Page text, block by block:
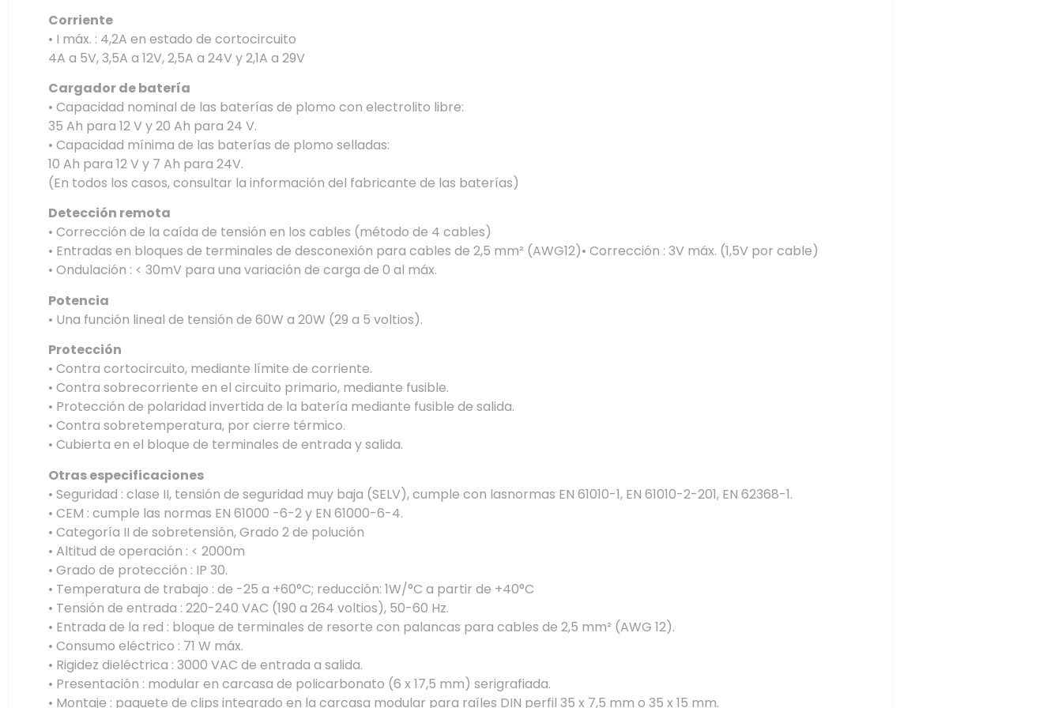
Corriente
• I máx. : 4,2A en estado de cortocircuito
4A a 5V, 3,5A a 12V, 2,5A a 24V y 2,1A a 29V
Cargador de batería
• Capacidad nominal de las baterías de plomo con electrolito libre:
35 Ah para 12 V y 20 Ah para 24 V.
• Capacidad mínima de las baterías de plomo selladas:
10 Ah para 12 V y 7 Ah para 24V.
(En todos los casos, consultar la información del fabricante de las baterías)
Detección remota
• Corrección de la caída de tensión en los cables (método de 4 cables)
• Entradas en bloques de terminales de desconexión para cables de 2,5 mm² (AWG12)• Corrección : 3V máx. (1,5V por cable)
• Ondulación : < 30mV para una variación de carga de 0 al máx.
Potencia
• Una función lineal de tensión de 60W a 20W (29 a 5 voltios).
Protección
• Contra cortocircuito, mediante límite de corriente.
• Contra sobrecorriente en el circuito primario, mediante fusible.
• Protección de polaridad invertida de la batería mediante fusible de salida.
• Contra sobretemperatura, por cierre térmico.
• Cubierta en el bloque de terminales de entrada y salida.
Otras especificaciones
• Seguridad : clase II, tensión de seguridad muy baja (SELV), cumple con lasnormas EN 61010-1, EN 61010-2-201, EN 62368-1.
• CEM : cumple las normas EN 61000 -6-2 y EN 61000-6-4.
• Categoría II de sobretensión, Grado 2 de polución
• Altitud de operación : < 2000m
• Grado de protección : IP 30.
• Temperatura de trabajo : de -25 a +60°C; reducción: 1W/°C a partir de +40°C
• Tensión de entrada : 220-240 VAC (190 a 264 voltios), 50-60 Hz.
• Entrada de la red : bloque de terminales de resorte con palancas para cables de 2,5 mm² (AWG 12).
• Consumo eléctrico : 71 W máx.
• Rigidez dieléctrica : 3000 VAC de entrada a salida.
• Presentación : modular en carcasa de policarbonato (6 x 17,5 mm) serigrafiada.
• Montaje : paquete de clips integrado en la carcasa modular para raíles DIN perfil 35 x 7,5 mm o 35 x 15 mm.